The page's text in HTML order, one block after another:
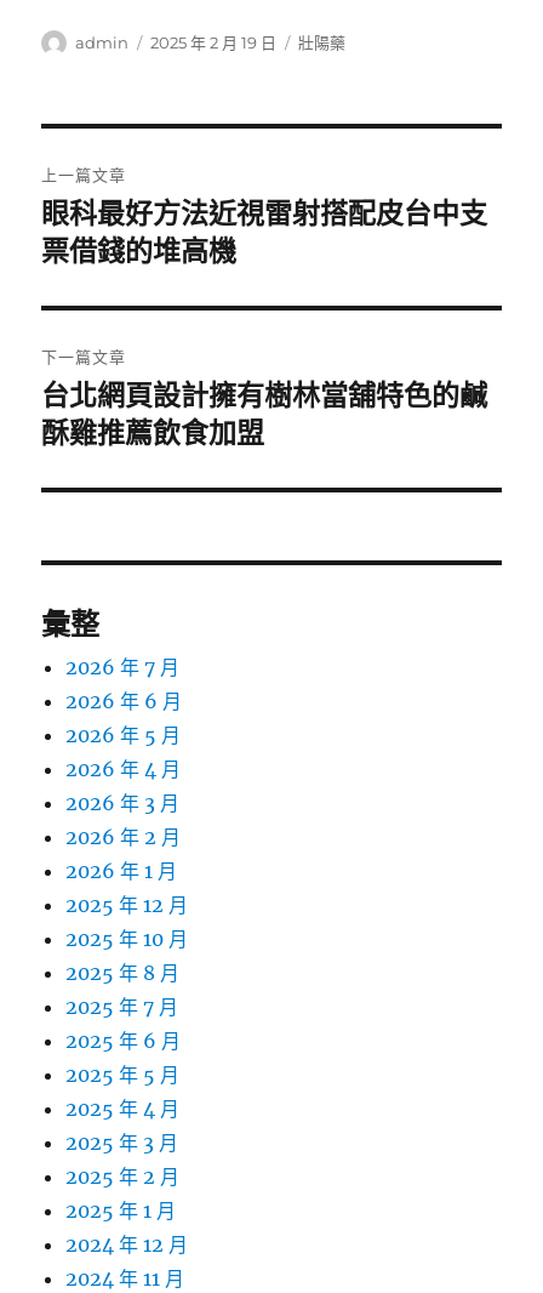
作
admin
發
2025 年 2 月 19 日
分
壯陽藥
章
導
覽
上一篇文章
上
一
文
章:
眼科最好方法近視雷射搭配皮台中支
票借錢的堆高機
下一篇文章
下
一
文
台北網頁設計擁有樹林當舖特色的鹹
酥雞推薦飲食加盟
彙整
2026 年 7 月
2026 年 6 月
2026 年 5 月
2026 年 4 月
2026 年 3 月
2026 年 2 月
2026 年 1 月
2025 年 12 月
2025 年 10 月
2025 年 8 月
2025 年 7 月
2025 年 6 月
2025 年 5 月
2025 年 4 月
2025 年 3 月
2025 年 2 月
2025 年 1 月
2024 年 12 月
2024 年 11 月